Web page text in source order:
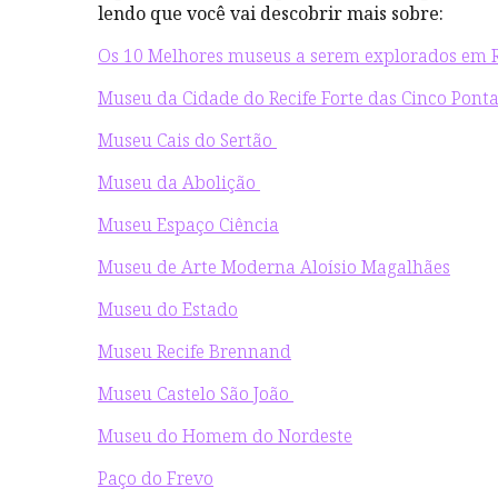
lendo que você vai descobrir mais sobre:
Os 10 Melhores museus a serem explorados em
Museu da Cidade do Recife Forte das Cinco
Museu Cais do Sertão
Museu da Abolição
Museu Espaço Ciência
Museu de Arte Moderna Aloísio Magalhães
Museu do Estado
Museu Recife Brennand
Museu Castelo São João
Museu do Homem do Nordeste
Paço do Frevo